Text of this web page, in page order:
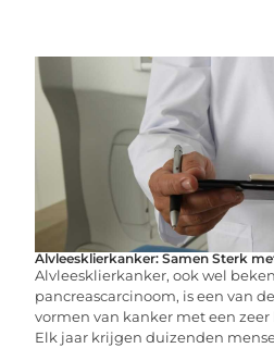
Alvleesklierkanker: Samen Sterk
Alvleesklierkanker, ook wel
pancreascarcinoom, is een van
vormen van kanker met een
Elk jaar krijgen duizenden